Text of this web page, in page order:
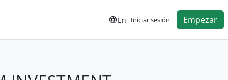
En Iniciar sesión Empezar